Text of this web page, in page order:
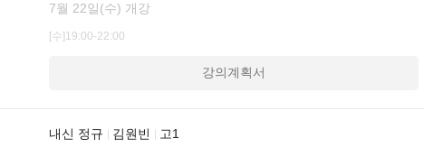
7월 22일(수) 개강
[수]19:00-22:00
강의계획서
내신 정규 김원빈 고1